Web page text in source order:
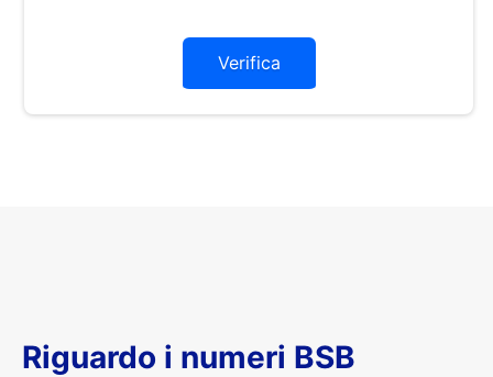
Verifica
Riguardo i numeri BSB